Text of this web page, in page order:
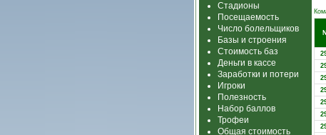
Стадионы
Посещаемость
Число болельщиков
Базы и строения
Стоимость баз
Деньги в кассе
Заработки и потери
Игроки
Полезность
Набор баллов
Трофеи
Общая стоимость